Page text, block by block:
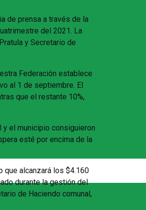
de prensa a través de la
del 2021. La
y Secretario de
Federación establece
al 1 de septiembre. El
que el restante 10%,
el municipio consiguieron
esté por encima de la
que alcanzará los $4.160
durante la gestión del
de Haciendo comunal,